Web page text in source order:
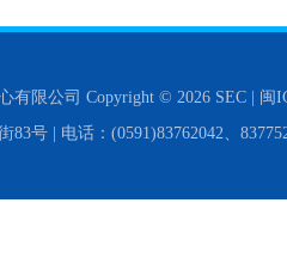
有限公司 Copyright © 2026 SEC | 闽
号 | 电话：(0591)83762042、